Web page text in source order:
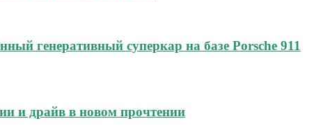
генеративный суперкар на базе Porsche 911
и драйв в новом прочтении